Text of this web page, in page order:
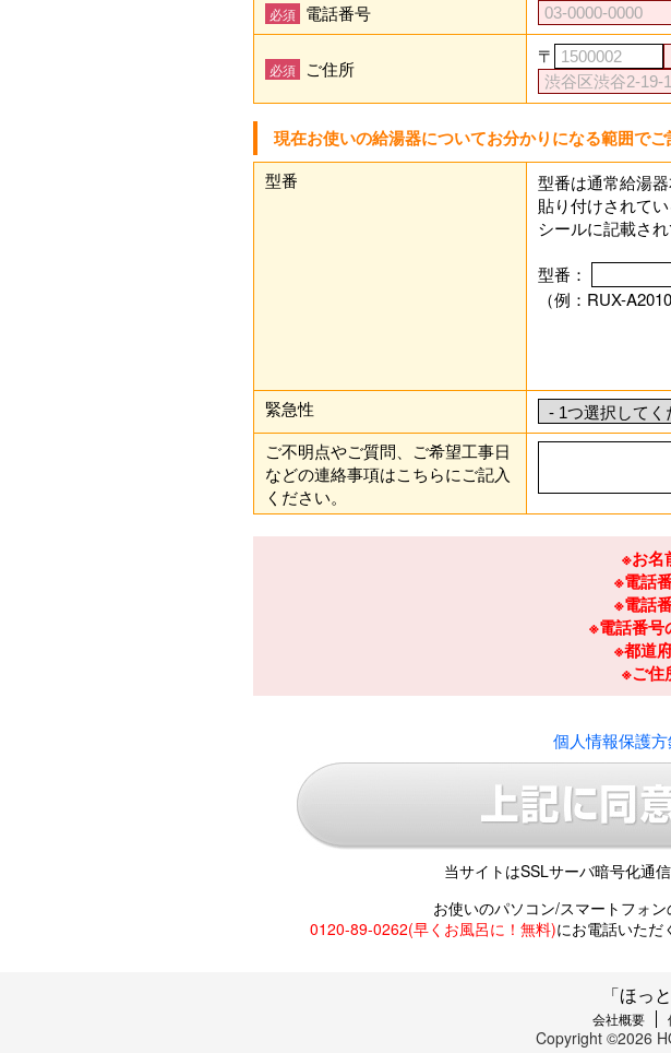
必須 電話番号
必須 ご住所
〒
現在お使いの給湯器についてお分かりになる範囲で
型番
型番は通常給湯
貼り付けされてい
シールに記載され
型番：
（例：RUX-
緊急性
ご不明点やご質問、ご希望工事日
などの連絡事項はこちらにご記入
ください。
※お名
※電話
※電話
※電話番号
※都道
※ご住
個人情報保護
当サイトはSSLサーバ暗号化通信
お使いのパソコン/スマートフォン
0120-89-0262(早くお風呂に！無料)にお電話いただ
「ほっ
会社概要
Copyright ©2026